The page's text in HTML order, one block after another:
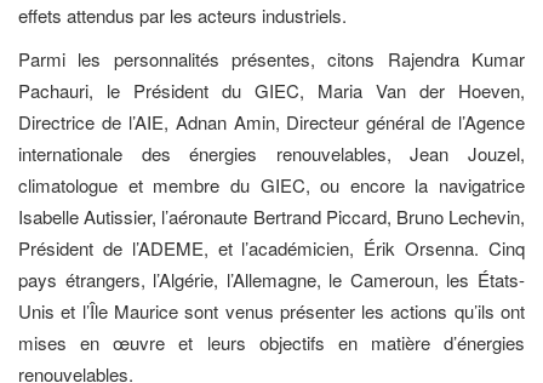
effets attendus par les acteurs industriels.
Parmi les personnalités présentes, citons Rajendra Kumar
Pachauri, le Président du GIEC, Maria Van der Hoeven,
Directrice de l’AIE, Adnan Amin, Directeur général de l’Agence
internationale des énergies renouvelables, Jean Jouzel,
climatologue et membre du GIEC, ou encore la navigatrice
Isabelle Autissier, l’aéronaute Bertrand Piccard, Bruno Lechevin,
Président de l’ADEME, et l’académicien, Érik Orsenna. Cinq
pays étrangers, l’Algérie, l’Allemagne, le Cameroun, les États-
Unis et l’Île Maurice sont venus présenter les actions qu’ils ont
mises en œuvre et leurs objectifs en matière d’énergies
renouvelables.